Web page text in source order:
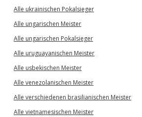
Alle ukrainischen Pokalsieger
Alle ungarischen Meister
Alle ungarischen Pokalsieger
Alle uruguayanischen Meister
Alle usbekischen Meister
Alle venezolanischen Meister
Alle verschiedenen brasilianischen Meister
Alle vietnamesischen Meister